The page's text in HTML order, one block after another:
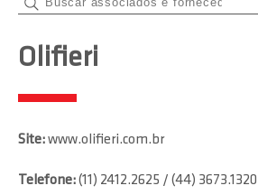
Olifieri
Site:www.olifieri.com.br
Telefone:(11) 2412.2625 / (44) 3673.1320